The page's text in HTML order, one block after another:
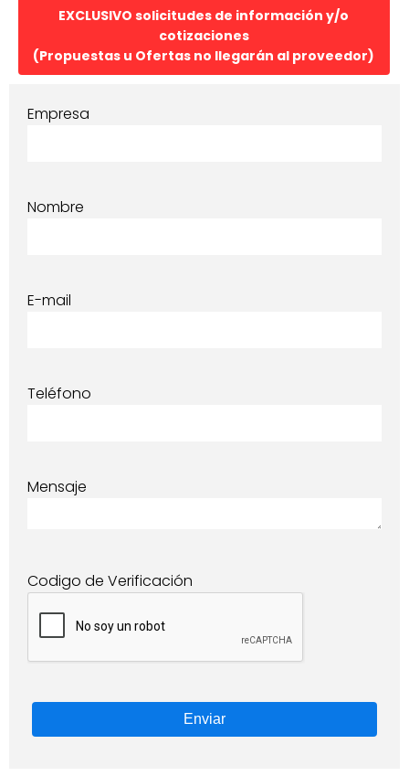
EXCLUSIVO solicitudes de información y/o
cotizaciones
(Propuestas u Ofertas no llegarán al proveedor)
Empresa
Nombre
E-mail
Teléfono
Mensaje
Codigo de Verificación
Enviar